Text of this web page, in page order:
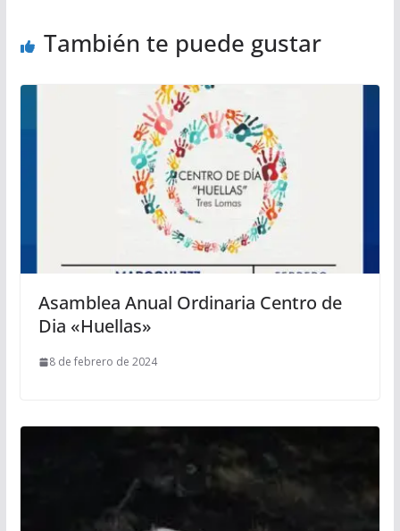
También te puede gustar
Asamblea Anual Ordinaria Centro de
Dia «Huellas»
8 de febrero de 2024